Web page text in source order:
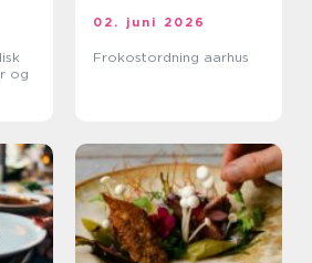
og
02. juni 2026
Frokostordning aarhus